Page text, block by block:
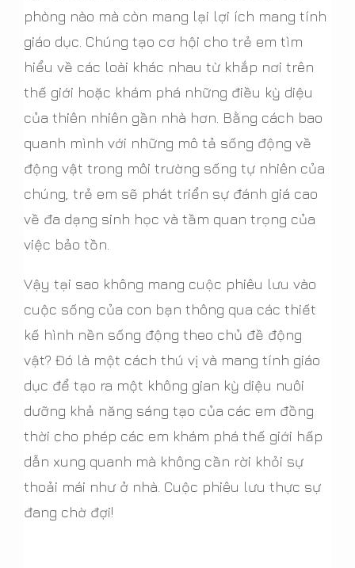
phòng nào mà còn mang lại lợi ích mang tính
giáo dục. Chúng tạo cơ hội cho trẻ em tìm
hiểu về các loài khác nhau từ khắp nơi trên
thế giới hoặc khám phá những điều kỳ diệu
của thiên nhiên gần nhà hơn. Bằng cách bao
quanh mình với những mô tả sống động về
động vật trong môi trường sống tự nhiên của
chúng, trẻ em sẽ phát triển sự đánh giá cao
về đa dạng sinh học và tầm quan trọng của
việc bảo tồn.
Vậy tại sao không mang cuộc phiêu lưu vào
cuộc sống của con bạn thông qua các thiết
kế hình nền sống động theo chủ đề động
vật? Đó là một cách thú vị và mang tính giáo
dục để tạo ra một không gian kỳ diệu nuôi
dưỡng khả năng sáng tạo của các em đồng
thời cho phép các em khám phá thế giới hấp
dẫn xung quanh mà không cần rời khỏi sự
thoải mái như ở nhà. Cuộc phiêu lưu thực sự
đang chờ đợi!